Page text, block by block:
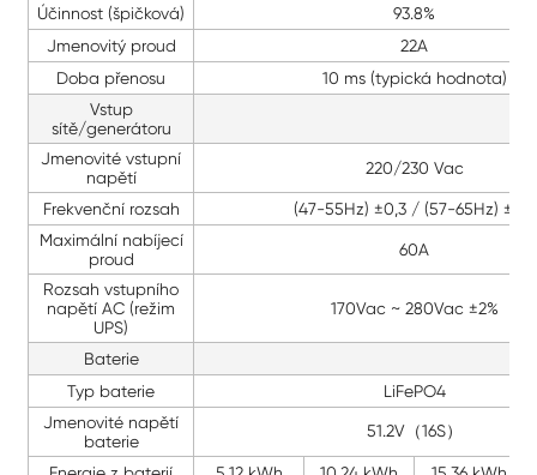
Účinnost (špičková)
93.8%
Jmenovitý proud
22A
Doba přenosu
10 ms (typická hodnota)
Vstup
sítě/generátoru
Jmenovité vstupní
napětí
220/230 Vac
Frekvenční rozsah
(47-55Hz) ±0,3 / (57-65Hz) ±0,3
Maximální nabíjecí
proud
60A
Rozsah vstupního
napětí AC (režim
UPS)
170Vac ~ 280Vac ±2%
Baterie
Typ baterie
LiFePO4
Jmenovité napětí
baterie
51.2V（16S）